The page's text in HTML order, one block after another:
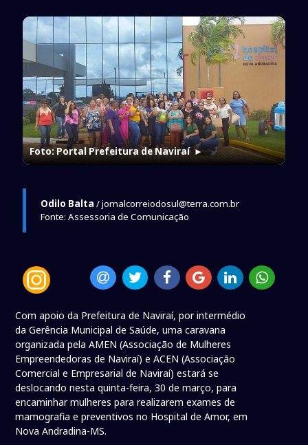
Foto: Portal Prefeitura de Naviraí►
Odilo Balta / jornalcorreiodosul@terra.com.br
Fonte: Assessoria de Comunicação
Com apoio da Prefeitura de Naviraí, por intermédio
da Gerência Municipal de Saúde, uma caravana
organizada pela AMEN (Associação de Mulheres
Empreendedoras de Naviraí) e ACEN (Associação
Comercial e Empresarial de Naviraí) estará se
deslocando nesta quinta-feira, 30 de março, para
encaminhar mulheres para realizarem exames de
mamografia e preventivos no Hospital de Amor, em
Nova Andradina-MS.